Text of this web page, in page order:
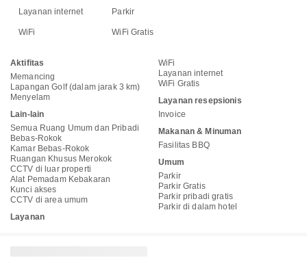
Layanan internet Parkir
WiFi WiFi Gratis
Aktifitas
Memancing
Lapangan Golf (dalam jarak 3 km)
Menyelam
Lain-lain
Semua Ruang Umum dan Pribadi
Bebas-Rokok
Kamar Bebas-Rokok
Ruangan Khusus Merokok
CCTV di luar properti
Alat Pemadam Kebakaran
Kunci akses
CCTV di area umum
Layanan
WiFi
Layanan internet
WiFi Gratis
Layanan resepsionis
Invoice
Makanan & Minuman
Fasilitas BBQ
Umum
Parkir
Parkir Gratis
Parkir pribadi gratis
Parkir di dalam hotel